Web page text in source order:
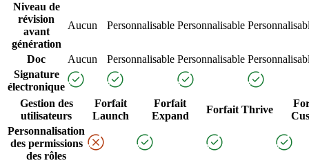
Niveau de
révision
avant
génération
Aucun Personnalisable Personnalisable
Doc Aucun Personnalisable Personnalisable
Signature
électronique
Gestion des
utilisateurs
Forfait
Launch
Forfait
Expand
Forfait Thrive
Personnalisation
des permissions
des rôles